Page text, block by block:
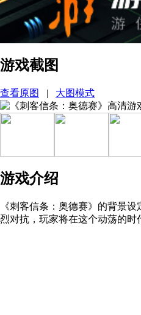
游戏截图
查看原图 | 大图模式
游戏介绍
《刺客信条：奥德赛》的背景
烈对抗，玩家将在这个动荡的时